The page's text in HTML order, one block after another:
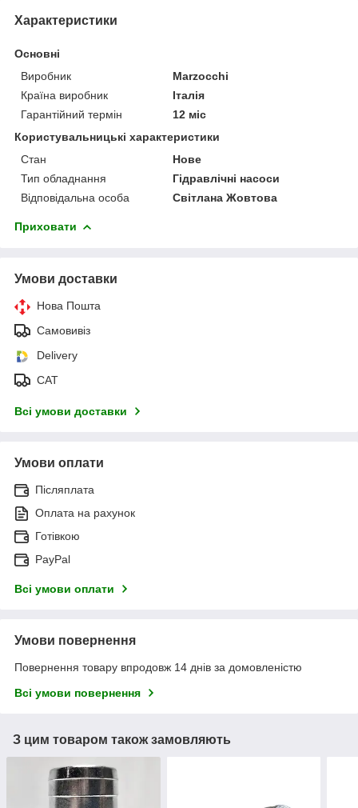
Характеристики
Основні
Виробник
Marzocchi
Країна виробник
Італія
Гарантійний термін
12 міс
Користувальницькі характеристики
Стан
Нове
Тип обладнання
Гідравлічні насоси
Відповідальна особа
Світлана Жовтова
Приховати
Умови доставки
Нова Пошта
Самовивіз
Delivery
САТ
Всі умови доставки
Умови оплати
Післяплата
Оплата на рахунок
Готівкою
PayPal
Всі умови оплати
Умови повернення
Повернення товару впродовж 14 днів за домовленістю
Всі умови повернення
З цим товаром також замовляють